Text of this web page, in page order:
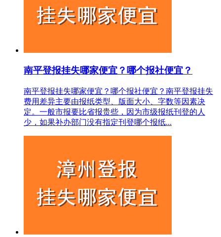
南平登报挂失哪家便宜？哪个报社便宜？
南平登报挂失哪家便宜？哪个报社便宜？南平登报挂失
费用差异主要由报纸类型、版面大小、字数等因素决
定。一般市报要比省报贵些，因为市级报纸刊登的人
少，如果补办部门没有指定刊登哪个报纸...